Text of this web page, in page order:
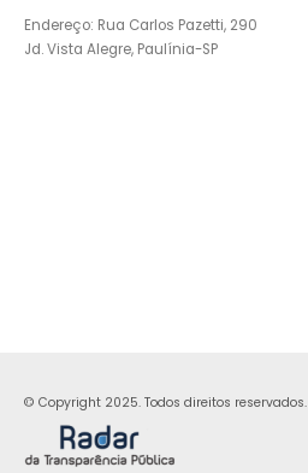
Endereço: Rua Carlos Pazetti, 290
Jd. Vista Alegre, Paulínia-SP
© Copyright 2025. Todos direitos reservados.